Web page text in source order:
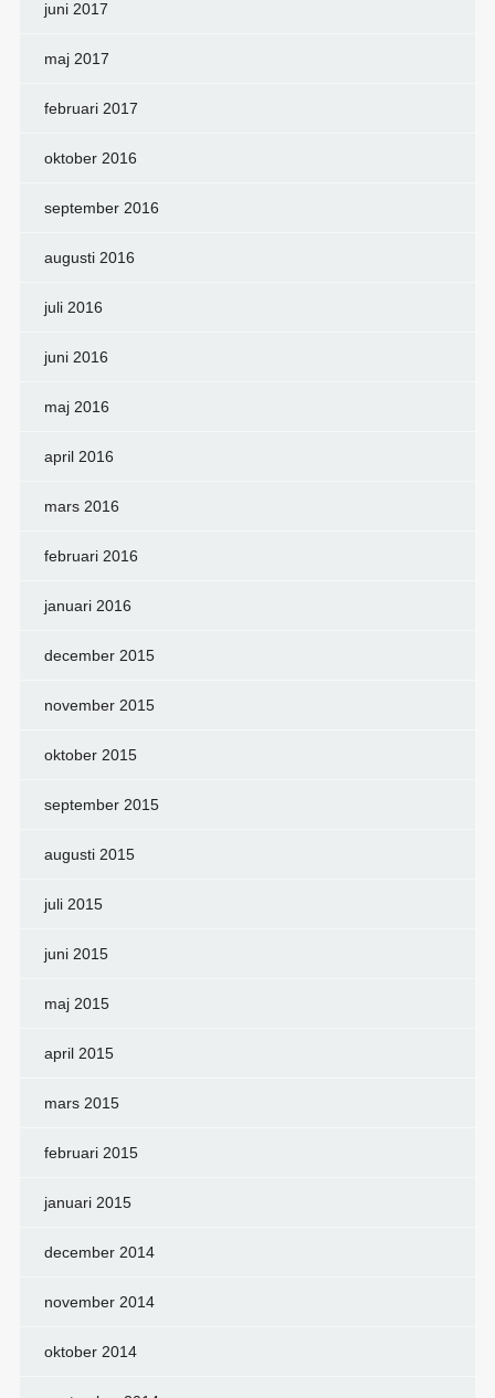
juni 2017
maj 2017
februari 2017
oktober 2016
september 2016
augusti 2016
juli 2016
juni 2016
maj 2016
april 2016
mars 2016
februari 2016
januari 2016
december 2015
november 2015
oktober 2015
september 2015
augusti 2015
juli 2015
juni 2015
maj 2015
april 2015
mars 2015
februari 2015
januari 2015
december 2014
november 2014
oktober 2014